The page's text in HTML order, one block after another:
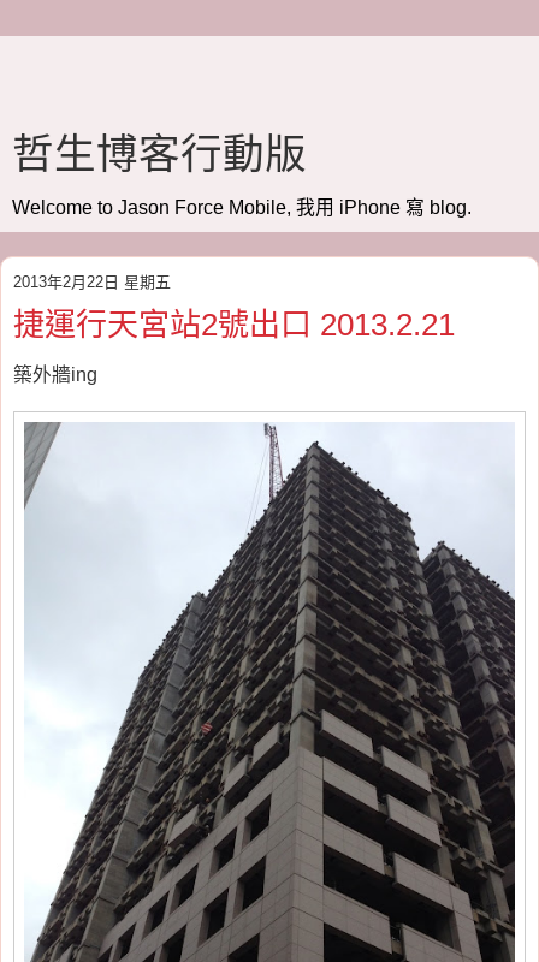
哲生博客行動版
Welcome to Jason Force Mobile, 我用 iPhone 寫 blog.
2013年2月22日 星期五
捷運行天宮站2號出口 2013.2.21
築外牆ing